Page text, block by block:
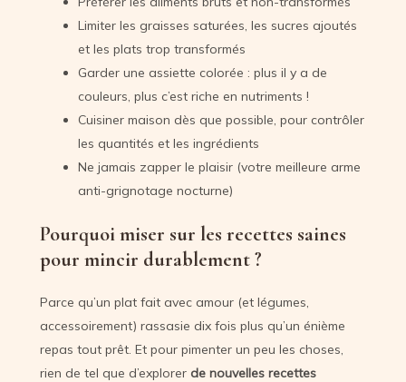
Limiter les graisses saturées, les sucres ajoutés
et les plats trop transformés
Garder une assiette colorée : plus il y a de
couleurs, plus c’est riche en nutriments !
Cuisiner maison dès que possible, pour contrôler
les quantités et les ingrédients
Ne jamais zapper le plaisir (votre meilleure arme
anti-grignotage nocturne)
Pourquoi miser sur les recettes saines
pour mincir durablement ?
Parce qu’un plat fait avec amour (et légumes,
accessoirement) rassasie dix fois plus qu’un énième
repas tout prêt. Et pour pimenter un peu les choses,
rien de tel que d’explorer de nouvelles recettes